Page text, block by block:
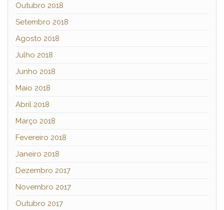
Outubro 2018
Setembro 2018
Agosto 2018
Julho 2018
Junho 2018
Maio 2018
Abril 2018
Março 2018
Fevereiro 2018
Janeiro 2018
Dezembro 2017
Novembro 2017
Outubro 2017